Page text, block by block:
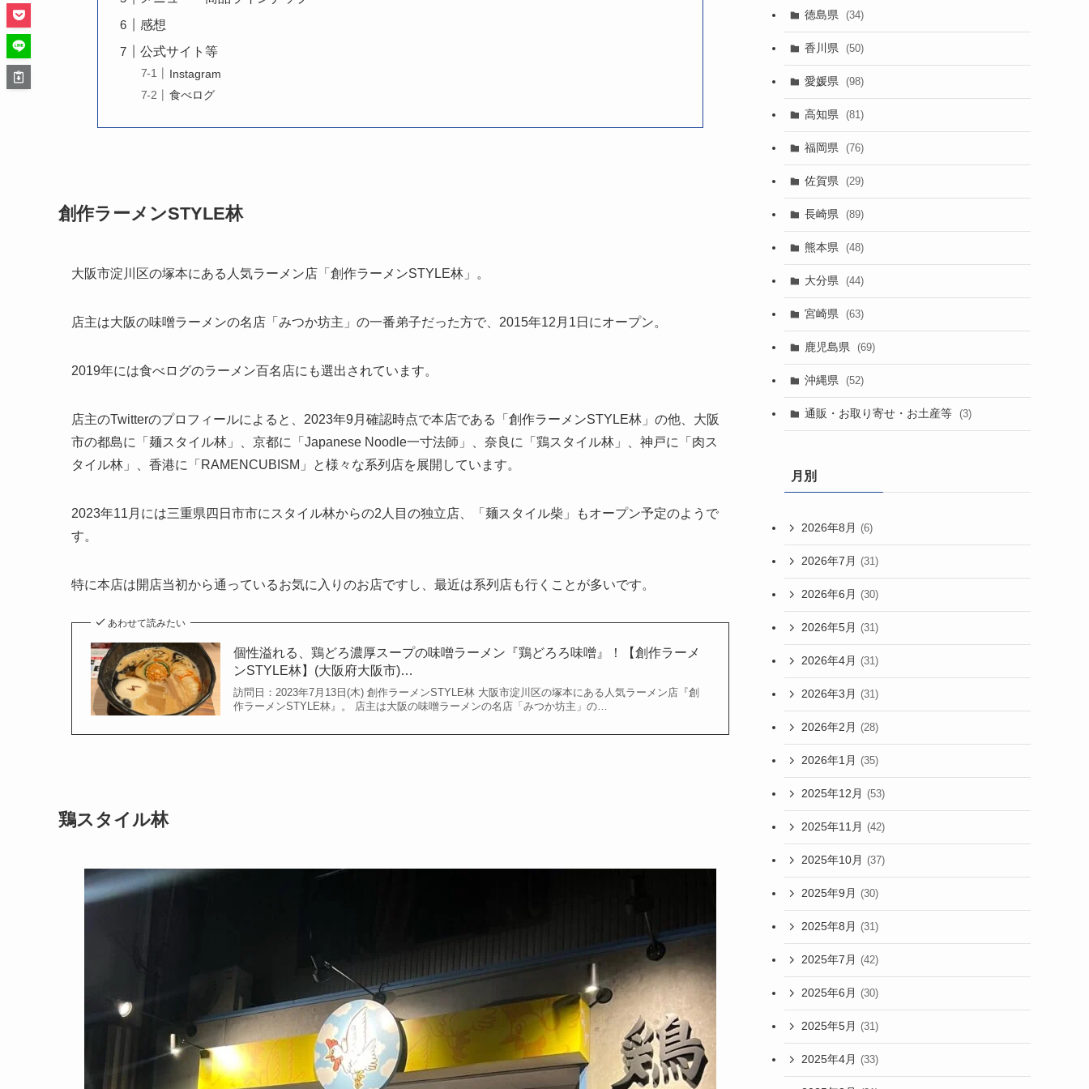
感想
公式サイト等
Instagram
食べログ
創作ラーメンSTYLE林
大阪市淀川区の塚本にある人気ラーメン店「創作ラーメンSTYLE林」。
店主は大阪の味噌ラーメンの名店「みつか坊主」の一番弟子だった方で、2015年12月1日にオープン。
2019年には食べログのラーメン百名店にも選出されています。
店主のTwitterのプロフィールによると、2023年9月確認時点で本店である「創作ラーメンSTYLE林」の他、大阪
市の都島に「麺スタイル林」、京都に「Japanese Noodle一寸法師」、奈良に「鶏スタイル林」、神戸に「肉ス
タイル林」、香港に「RAMENCUBISM」と様々な系列店を展開しています。
2023年11月には三重県四日市市にスタイル林からの2人目の独立店、「麺スタイル柴」もオープン予定のようで
す。
特に本店は開店当初から通っているお気に入りのお店ですし、最近は系列店も行くことが多いです。
あわせて読みたい
個性溢れる、鶏どろ濃厚スープの味噌ラーメン『鶏どろろ味噌』！【創作ラーメ
ンSTYLE林】(大阪府大阪市)…
訪問日：2023年7月13日(木) 創作ラーメンSTYLE林 大阪市淀川区の塚本にある人気ラーメン店『創
作ラーメンSTYLE林』。 店主は大阪の味噌ラーメンの名店「みつか坊主」の…
鶏スタイル林
徳島県 (34)
香川県 (50)
愛媛県 (98)
高知県 (81)
福岡県 (76)
佐賀県 (29)
長崎県 (89)
熊本県 (48)
大分県 (44)
宮崎県 (63)
鹿児島県 (69)
沖縄県 (52)
通販・お取り寄せ・お土産等 (3)
月別
2026年8月 (6)
2026年7月 (31)
2026年6月 (30)
2026年5月 (31)
2026年4月 (31)
2026年3月 (31)
2026年2月 (28)
2026年1月 (35)
2025年12月 (53)
2025年11月 (42)
2025年10月 (37)
2025年9月 (30)
2025年8月 (31)
2025年7月 (42)
2025年6月 (30)
2025年5月 (31)
2025年4月 (33)